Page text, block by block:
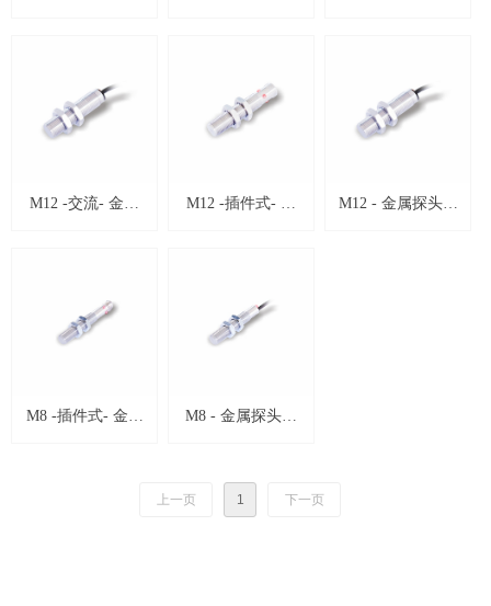
M12 -交流- 金属
M12 -插件式- 金
M12 - 金属探头型
M8 -插件式- 金属
M8 - 金属探头型
上一页 1 下一页